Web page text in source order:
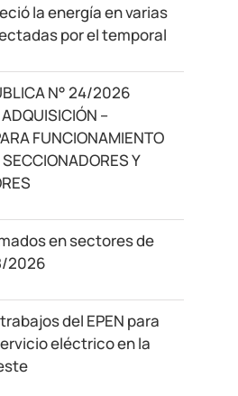
la energía en varias
por el temporal
N° 24/2026
–
FUNCIONAMIENTO
Y
en sectores de
2026
del EPEN para
eléctrico en la